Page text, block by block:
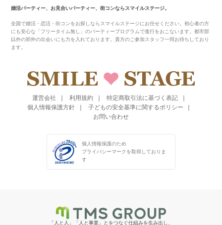
婚活パーティー、お見合いパーティー、街コンならスマイルステージ。
全国で婚活・恋活・街コンをお探しならスマイルステージにお任せください。初心者の方
にも安心な「フリータイム無し」のパーティープログラムで進行をおこないます。都市部
以外の郊外の出会いにも力を入れております。貴方のご参加スタッフ一同お待ちしており
ます。
運営会社 利用規約
特定商取引法に基づく表記
個人情報保護方針
子どもの安全基準に関するポリシー
お問い合わせ
個人情報保護のため
プライバシーマークを取得しておりま
す
「人と人」「人と事業」とをつなぐ仕組みを生み出し、